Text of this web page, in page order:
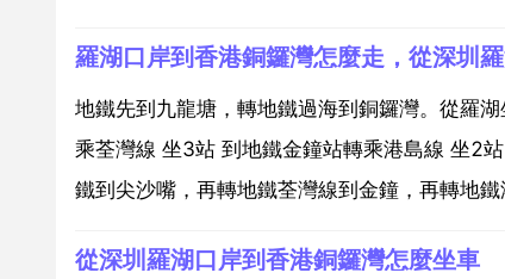
羅湖口岸到香港銅鑼灣怎麼走，從深圳
地鐵先到九龍塘，轉地鐵過海到銅鑼灣。從羅
乘荃灣線 坐3站 到地鐵金鐘站轉乘港島線 坐2
鐵到尖沙嘴，再轉地鐵荃灣線到金鐘，再轉地
從深圳羅湖口岸到香港銅鑼灣怎麼坐車